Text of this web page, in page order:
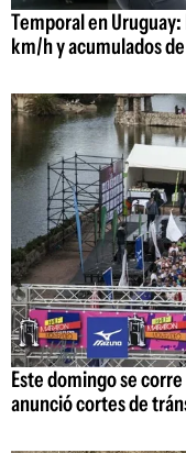
Temporal en
km/h y acumulados
Este domingo se
anunció cortes de